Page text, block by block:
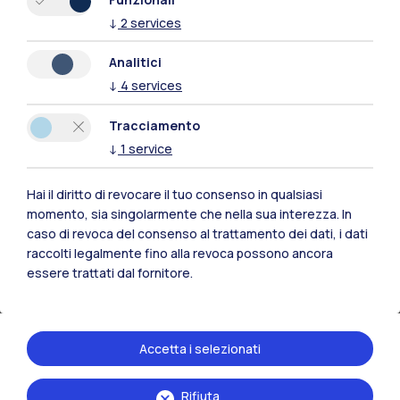
Le perovskiti ibride organiche-inorganiche
sono una classe di materiali semiconduttori
costituiti da piccoli cationi organici e alogenuri
metallici. Seppure potenzialmente molto
interessanti, la loro commercializzazione su
larga scala è oggi ostacolata principalmente
dalla loro bassa stabilità all'aria e all'umidità.
Inoltre, la presenza di difetti, ovvero
imperfezioni del reticolo cristallino, può
generare degli “stati trappola” che
interferiscono con il movimento dei portatori di
provocando così perdite di energia elettrica.
I ricercatori hanno dimostrato che grazie alle
↓ 2 services
Analitici
↓ 4 services
Tracciamento
↓ 1 service
Hai il diritto di revocare il tuo consenso in qualsiasi
momento, sia singolarmente che nella sua interezza. In
caso di revoca del consenso al trattamento dei dati, i dati
raccolti legalmente fino alla revoca possono ancora
essere trattati dal fornitore.
Rifiuta
Accetta i selezionati